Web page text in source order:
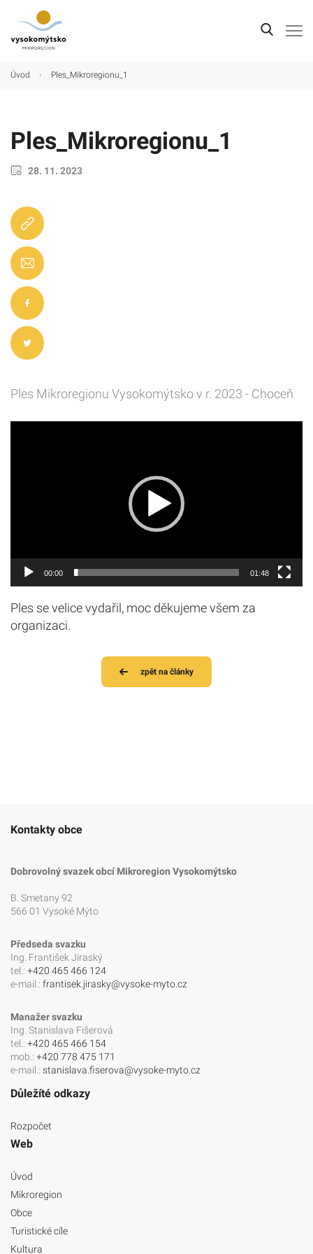
Úvod › Ples_Mikroregionu_1
Ples_Mikroregionu_1
28. 11. 2023
Ples Mikroregionu Vysokomýtsko v r. 2023 - Choceň
00:00 01:48
Ples se velice vydařil, moc děkujeme všem za
organizaci.
zpět na články
Kontakty obce
Dobrovolný svazek obcí Mikroregion Vysokomýtsko
B. Smetany 92
566 01 Vysoké Mýto
Předseda svazku
Ing. František Jiraský
tel.: +420 465 466 124
e-mail.: frantisek.jirasky@vysoke-myto.cz
Manažer svazku
Ing. Stanislava Fišerová
tel.: +420 465 466 154
mob.: +420 778 475 171
e-mail.: stanislava.fiserova@vysoke-myto.cz
Důležíté odkazy
Rozpočet
Web
Úvod
Mikroregion
Obce
Turistické cíle
Kultura
Úvod
Obce
Turistické cíle
Kontakt